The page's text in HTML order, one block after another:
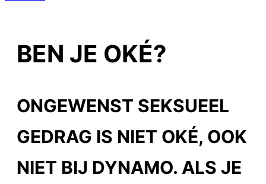
BEN JE OKÉ?
ONGEWENST SEKSUEEL
GEDRAG IS NIET OKÉ, OOK
NIET BIJ DYNAMO. ALS JE